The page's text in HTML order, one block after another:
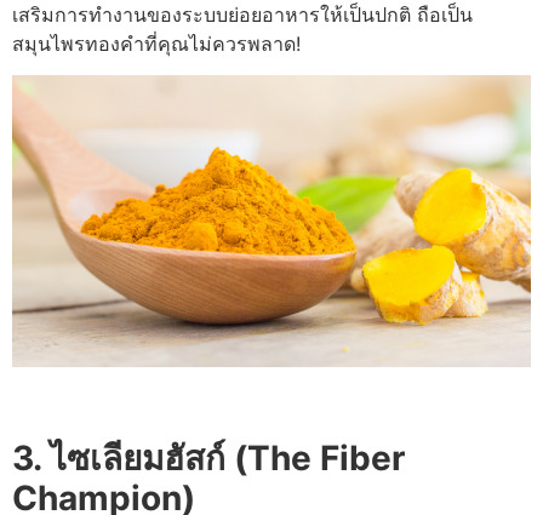
เสริมการทำงานของระบบย่อยอาหารให้เป็นปกติ ถือเป็น
สมุนไพรทองคำที่คุณไม่ควรพลาด!
3. ไซเลียมฮัสก์ (The Fiber
Champion)